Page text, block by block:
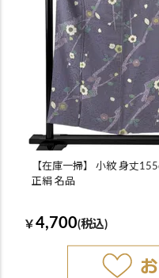
【在庫一掃】 小紋 身丈
正絹 名品
￥ 4,700(税込)